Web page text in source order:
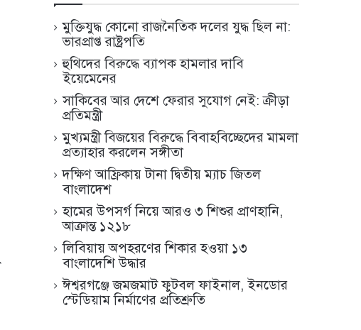
মুক্তিযুদ্ধ কোনো রাজনৈতিক দলের যুদ্ধ ছিল না:
ভারপ্রাপ্ত রাষ্ট্রপতি
হুথিদের বিরুদ্ধে ব্যাপক হামলার দাবি
ইয়েমেনের
সাকিবের আর দেশে ফেরার সুযোগ নেই: ক্রীড়া
প্রতিমন্ত্রী
মুখ্যমন্ত্রী বিজয়ের বিরুদ্ধে বিবাহবিচ্ছেদের মামলা
প্রত্যাহার করলেন সঙ্গীতা
দক্ষিণ আফ্রিকায় টানা দ্বিতীয় ম্যাচ জিতল
বাংলাদেশ
হামের উপসর্গ নিয়ে আরও ৩ শিশুর প্রাণহানি,
আক্রান্ত ১২১৮
লিবিয়ায় অপহরণের শিকার হওয়া ১৩
বাংলাদেশি উদ্ধার
ঈশ্বরগঞ্জে জমজমাট ফুটবল ফাইনাল, ইনডোর
স্টেডিয়াম নির্মাণের প্রতিশ্রুতি